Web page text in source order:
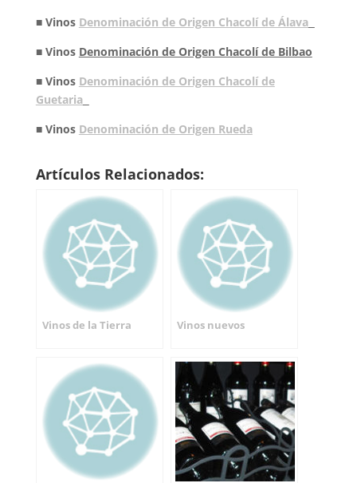
■ Vinos Denominación de Origen Chacolí de Álava
■ Vinos Denominación de Origen Chacolí de Bilbao
■ Vinos Denominación de Origen Chacolí de
Guetaria
■ Vinos Denominación de Origen Rueda
Artículos Relacionados:
Vinos de la Tierra Vinos nuevos